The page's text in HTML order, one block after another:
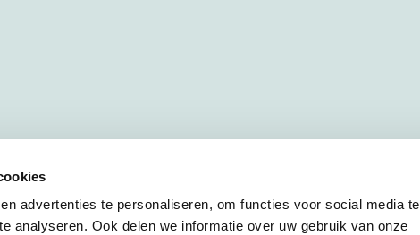
advertenties te personaliseren, om functies voor social media te
analyseren. Ook delen we informatie over uw gebruik van onze